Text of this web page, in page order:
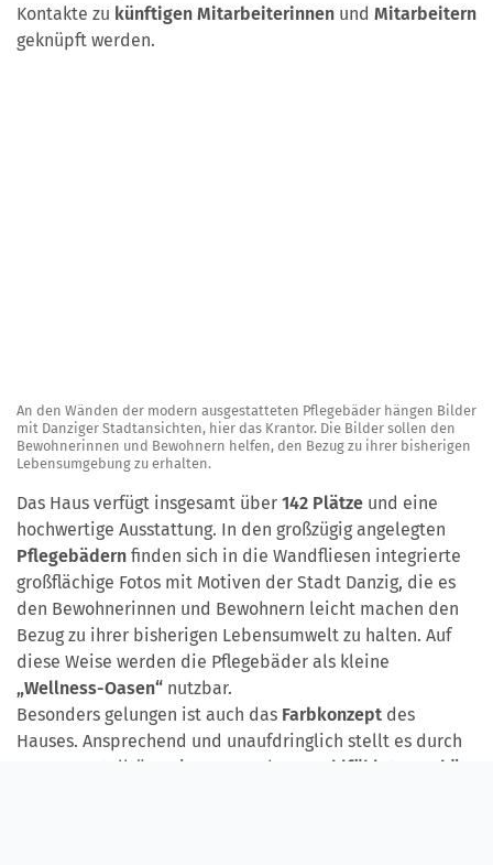
Kontakte zu künftigen Mitarbeiterinnen und Mitarbeitern
geknüpft werden.
An den Wänden der modern ausgestatteten Pflegebäder hängen Bilder
mit Danziger Stadtansichten, hier das Krantor. Die Bilder sollen den
Bewohnerinnen und Bewohnern helfen, den Bezug zu ihrer bisherigen
Lebensumgebung zu erhalten.
Das Haus verfügt insgesamt über 142 Plätze und eine
hochwertige Ausstattung. In den großzügig angelegten
Pflegebädern finden sich in die Wandfliesen integrierte
großflächige Fotos mit Motiven der Stadt Danzig, die es
den Bewohnerinnen und Bewohnern leicht machen den
Bezug zu ihrer bisherigen Lebensumwelt zu halten. Auf
diese Weise werden die Pflegebäder als kleine
„Wellness-Oasen“ nutzbar.
Besonders gelungen ist auch das Farbkonzept des
Hauses. Ansprechend und unaufdringlich stellt es durch
warme Pastelltöne eine angenehme
Wohlfühlatmosphäre